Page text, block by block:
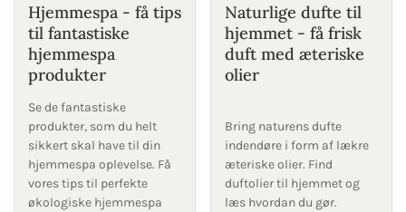
Hjemmespa - få tips
til fantastiske
hjemmespa
produkter
Se de fantastiske
produkter, som du helt
sikkert skal have til din
hjemmespa oplevelse. Få
vores tips til perfekte
økologiske hjemmespa
Naturlige dufte til
hjemmet - få frisk
duft med æteriske
olier
Bring naturens dufte
indendøre i form af lækre
æteriske olier. Find
duftolier til hjemmet og
læs hvordan du gør.